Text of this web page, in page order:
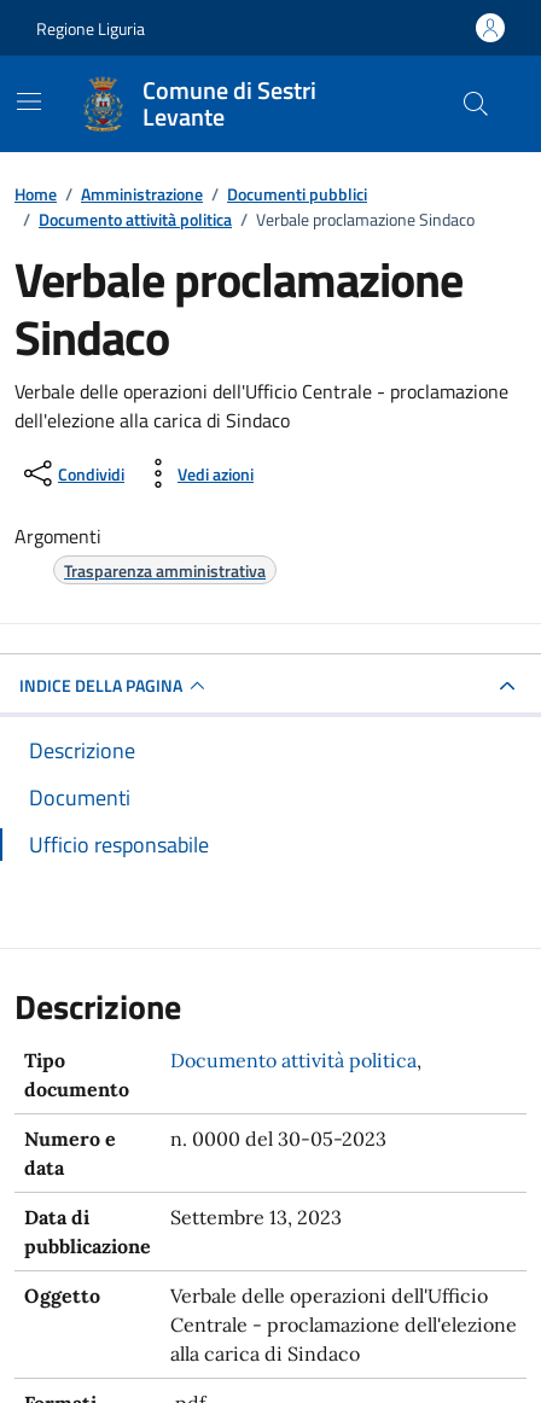
Regione Liguria
Comune di Sestri
Levante
Home / Amministrazione / Documenti pubblici
/ Documento attività politica / Verbale proclamazione Sindaco
Verbale proclamazione
Sindaco
Dettagli del documento
Verbale delle operazioni dell'Ufficio Centrale - proclamazione
dell'elezione alla carica di Sindaco
Condividi Vedi azioni
Argomenti
Trasparenza amministrativa
INDICE DELLA PAGINA
Descrizione
Documenti
Ufficio responsabile
Descrizione
Tipo
documento
Documento attività politica,
Numero e
data
n. 0000 del 30-05-2023
Data di
pubblicazione
Settembre 13, 2023
Oggetto
Verbale delle operazioni dell'Ufficio
Centrale - proclamazione dell'elezione
alla carica di Sindaco